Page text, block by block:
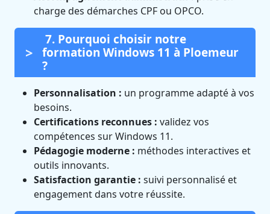
charge des démarches CPF ou OPCO.
7. Pourquoi choisir notre
formation Windows 11 à Ploemeur
?
Personnalisation : un programme adapté à vos
besoins.
Certifications reconnues : validez vos
compétences sur Windows 11.
Pédagogie moderne : méthodes interactives et
outils innovants.
Satisfaction garantie : suivi personnalisé et
engagement dans votre réussite.